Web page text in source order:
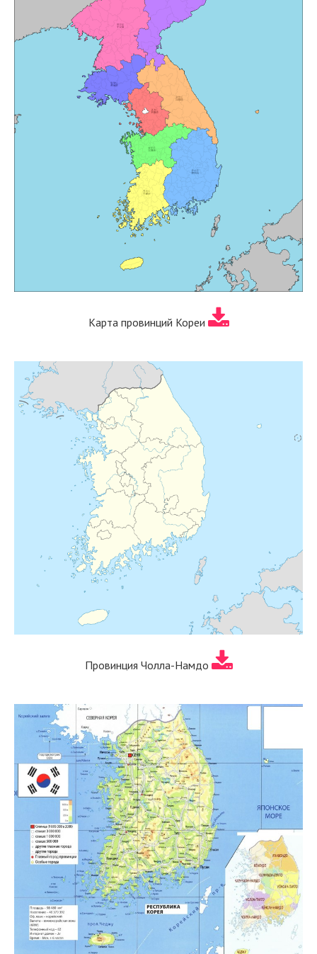
Карта провинций Кореи
Провинция Чолла-Намдо